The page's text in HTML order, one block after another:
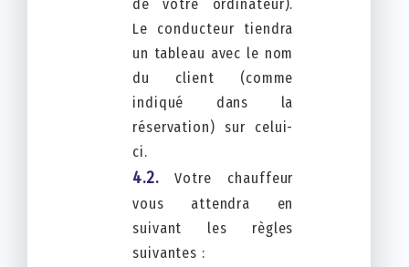
de votre ordinateur).
Le conducteur tiendra
un tableau avec le nom
du client (comme
indiqué dans la
réservation) sur celui-
ci.
Votre chauffeur
vous attendra en
suivant les règles
suivantes :